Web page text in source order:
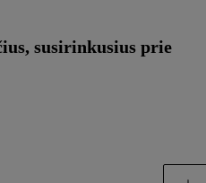
susirinkusius prie